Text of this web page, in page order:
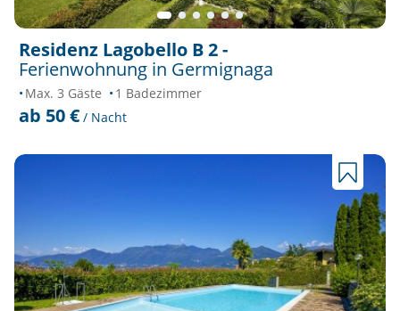
Residenz Lagobello B 2 -
Ferienwohnung in Germignaga
Max. 3 Gäste 1 Badezimmer
ab 50 € / Nacht